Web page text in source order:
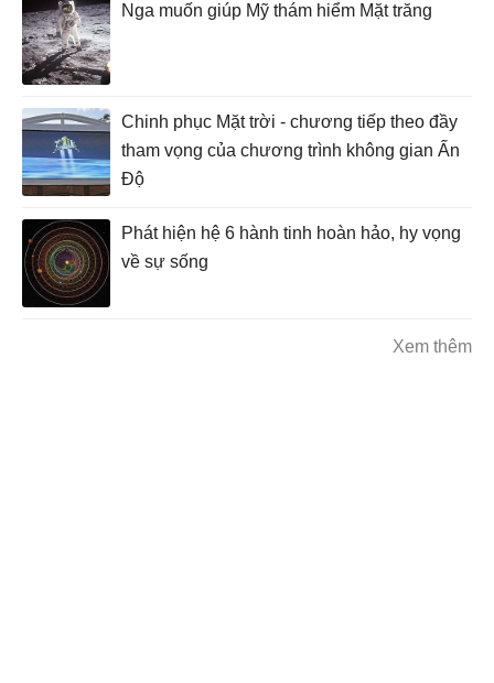
Nga muốn giúp Mỹ thám hiểm Mặt trăng
Chinh phục Mặt trời - chương tiếp theo đầy
tham vọng của chương trình không gian Ấn
Độ
Phát hiện hệ 6 hành tinh hoàn hảo, hy vọng
về sự sống
Xem thêm